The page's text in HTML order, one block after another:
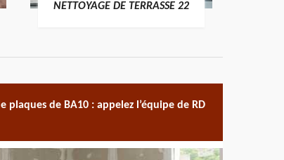
NETTOYAGE DE TERRASSE 22
plaques de BA10 : appelez l’équipe de RD